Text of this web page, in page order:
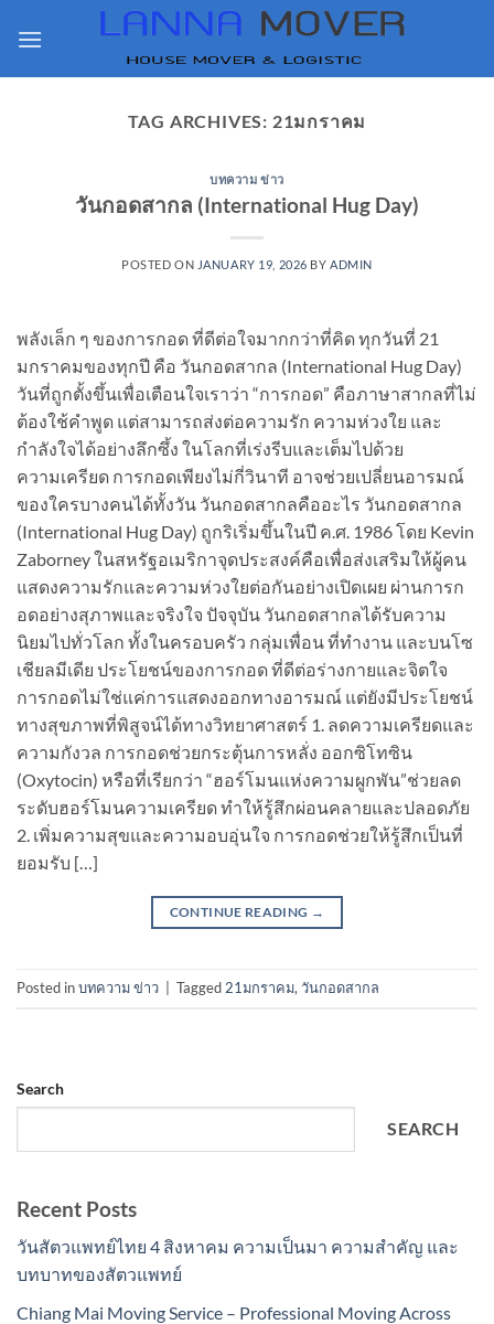
TAG ARCHIVES: 21มกราคม
บทความ ข่าว
วันกอดสากล (International Hug Day)
POSTED ON JANUARY 19, 2026 BY ADMIN
พลังเล็ก ๆ ของการกอด ที่ดีต่อใจมากกว่าที่คิด ทุกวันที่ 21
มกราคมของทุกปี คือ วันกอดสากล (International Hug Day)
วันที่ถูกตั้งขึ้นเพื่อเตือนใจเราว่า “การกอด” คือภาษาสากลที่ไม่
ต้องใช้คำพูด แต่สามารถส่งต่อความรัก ความห่วงใย และ
กำลังใจได้อย่างลึกซึ้ง ในโลกที่เร่งรีบและเต็มไปด้วย
ความเครียด การกอดเพียงไม่กี่วินาที อาจช่วยเปลี่ยนอารมณ์
ของใครบางคนได้ทั้งวัน วันกอดสากลคืออะไร วันกอดสากล
(International Hug Day) ถูกริเริ่มขึ้นในปี ค.ศ. 1986 โดย Kevin
Zaborney ในสหรัฐอเมริกาจุดประสงค์คือเพื่อส่งเสริมให้ผู้คน
แสดงความรักและความห่วงใยต่อกันอย่างเปิดเผย ผ่านการก
อดอย่างสุภาพและจริงใจ ปัจจุบัน วันกอดสากลได้รับความ
นิยมไปทั่วโลก ทั้งในครอบครัว กลุ่มเพื่อน ที่ทำงาน และบนโซ
เชียลมีเดีย ประโยชน์ของการกอด ที่ดีต่อร่างกายและจิตใจ
การกอดไม่ใช่แค่การแสดงออกทางอารมณ์ แต่ยังมีประโยชน์
ทางสุขภาพที่พิสูจน์ได้ทางวิทยาศาสตร์ 1. ลดความเครียดและ
ความกังวล การกอดช่วยกระตุ้นการหลั่ง ออกซิโทซิน
(Oxytocin) หรือที่เรียกว่า “ฮอร์โมนแห่งความผูกพัน”ช่วยลด
ระดับฮอร์โมนความเครียด ทำให้รู้สึกผ่อนคลายและปลอดภัย
2. เพิ่มความสุขและความอบอุ่นใจ การกอดช่วยให้รู้สึกเป็นที่
ยอมรับ […]
CONTINUE READING →
Posted inบทความ ข่าว Tagged 21มกราคม, วันกอดสากล
Search
SEARCH
Recent Posts
วันสัตวแพทย์ไทย 4 สิงหาคม ความเป็นมา ความสำคัญ และ
บทบาทของสัตวแพทย์
Chiang Mai Moving Service – Professional Moving Across